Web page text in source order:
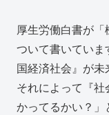
厚生労働白書が
ついて書いてい
国経済社会』が未
それによって『
かってるかい？